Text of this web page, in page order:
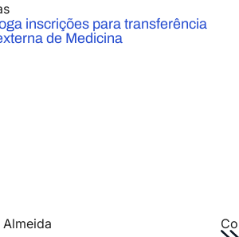
inscrições para transferência
de Medicina